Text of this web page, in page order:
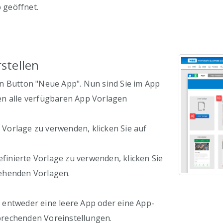
geöffnet.
Button "Neue App". Nun sind Sie im App
alle verfügbaren App Vorlagen
zu verwenden, klicken Sie auf
Vorlage zu verwenden, klicken Sie
Vorlagen.
eine leere App oder eine App-
Voreinstellungen.